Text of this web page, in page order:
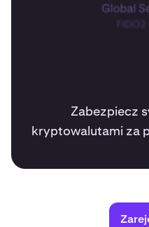
Zabezpiecz
kryptowalutami za